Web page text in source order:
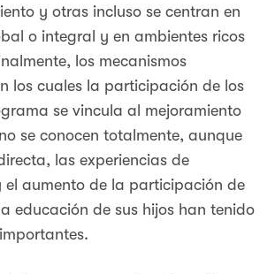
y otras incluso se centran en
o integral y en ambientes ricos
los mecanismos
los cuales la participación de los
se vincula al mejoramiento
se conocen totalmente, aunque
las experiencias de
el aumento de la participación de
educación de sus hijos han tenido